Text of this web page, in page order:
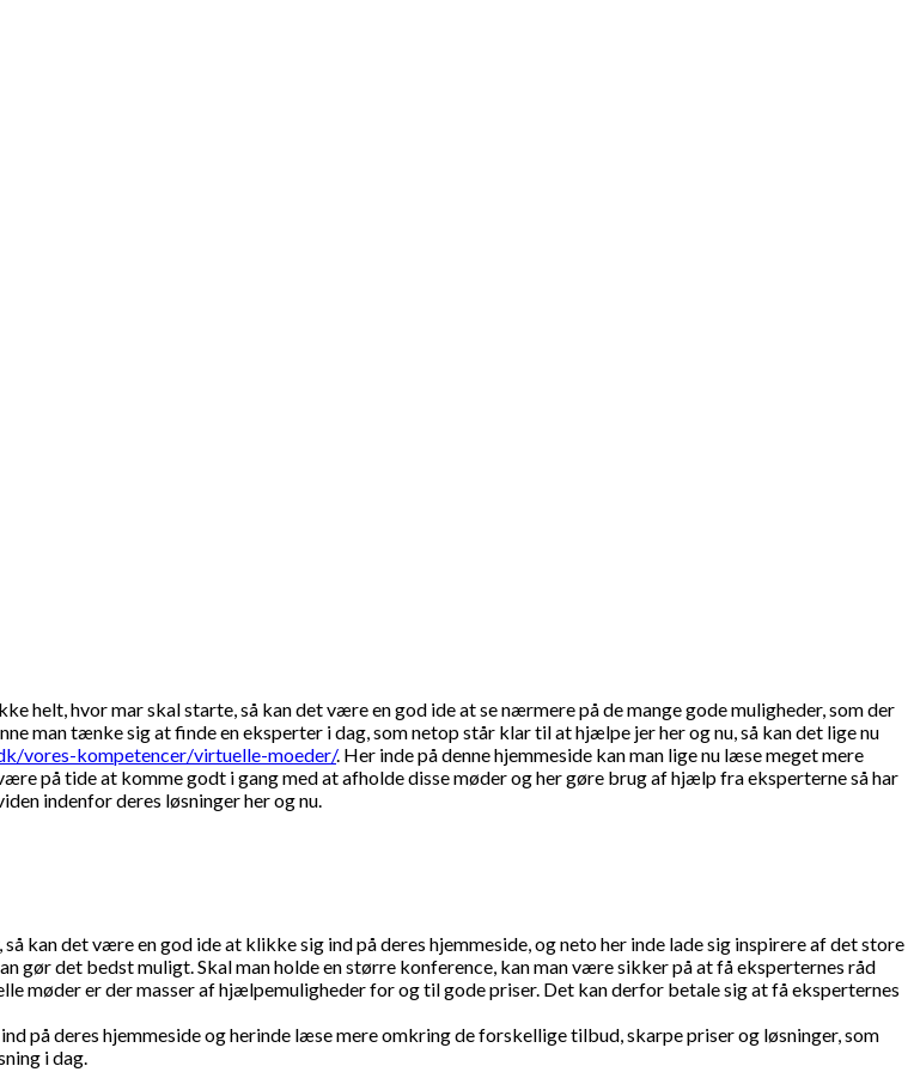
helt, hvor mar skal starte, så kan det være en god ide at se nærmere på de mange gode muligheder, som der
man tænke sig at finde en eksperter i dag, som netop står klar til at hjælpe jer her og nu, så kan det lige nu
vores-kompetencer/virtuelle-moeder/. Her inde på denne hjemmeside kan man lige nu læse meget mere
på tide at komme godt i gang med at afholde disse møder og her gøre brug af hjælp fra eksperterne så har
indenfor deres løsninger her og nu.
kan det være en god ide at klikke sig ind på deres hjemmeside, og neto her inde lade sig inspirere af det store
gør det bedst muligt. Skal man holde en større konference, kan man være sikker på at få eksperternes råd
møder er der masser af hjælpemuligheder for og til gode priser. Det kan derfor betale sig at få eksperternes
på deres hjemmeside og herinde læse mere omkring de forskellige tilbud, skarpe priser og løsninger, som
i dag.